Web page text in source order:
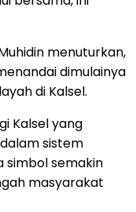
menuturkan,
dimulainya
di Kalsel.
Kalsel yang
sistem
simbol semakin
masyarakat